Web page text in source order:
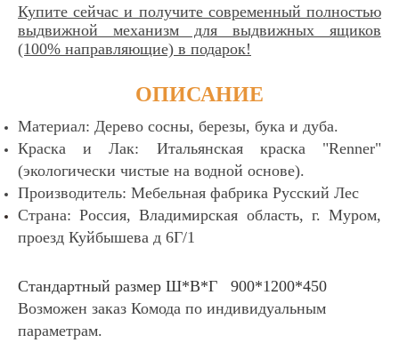
Купите сейчас и получите современный полностью
выдвижной механизм для выдвижных ящиков
(100% направляющие) в подарок!
ОПИСАНИЕ
Материал: Дерево сосны, березы, бука и дуба.
Краска и Лак: Итальянская краска "Renner"
(экологически чистые на водной основе).
Производитель: Мебельная фабрика Русский Лес
Страна:Россия, Владимирская область, г. Муром,
проезд Куйбышева д 6Г/1
Стандартный размер Ш*В*Г 900*1200*450
Возможен заказ Комода по индивидуальным
параметрам.